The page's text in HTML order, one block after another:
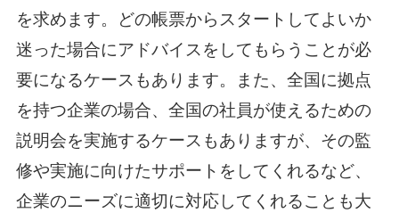
を求めます。どの帳票からスタートしてよいか
迷った場合にアドバイスをしてもらうことが必
要になるケースもあります。また、全国に拠点
を持つ企業の場合、全国の社員が使えるための
説明会を実施するケースもありますが、その監
修や実施に向けたサポートをしてくれるなど、
企業のニーズに適切に対応してくれることも大